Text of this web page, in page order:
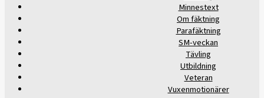
Minnestext
Om fäktning
Parafäktning
SM-veckan
Tävling
Utbildning
Veteran
Vuxenmotionärer